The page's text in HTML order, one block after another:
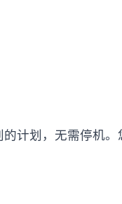
计划，无需停机。